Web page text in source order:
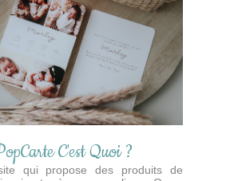
C'est Quoi ?
qui propose des produits de